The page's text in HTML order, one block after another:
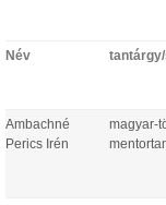
Név
Ambachné
Perics Irén
magyar-